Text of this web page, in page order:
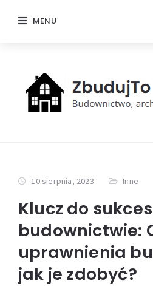
MENU
10 sierpnia, 2023 Inne
Klucz do
budownictwie:
uprawnienia
jak je zdobyć?